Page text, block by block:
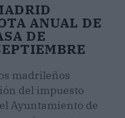
ANUAL DE
DE
madrileños
del impuesto
Ayuntamiento de